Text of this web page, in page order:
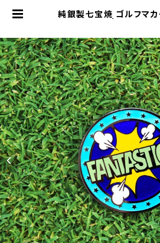
純銀製七宝焼 ゴルフマカ